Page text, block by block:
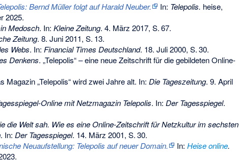
Bernd Müller folgt auf Harald Neuber. In: Telepolis. heise,
2025.
Medosch. In: Kleine Zeitung. 4. März 2017, S.67.
Zeitung. 8. Juni 2011, S. 13.
Webs. In: Financial Times Deutschland. 18. Juli 2000, S.30.
Denkens. „Telepolis“ – eine neue Zeitschrift für die gebildeten Online-
Magazin „Telepolis“ wird zwei Jahre alt. In: Die Tageszeitung. 9. April
Online mit Netzmagazin Telepolis. In: Der Tagesspiegel.
die Welt sah. Wie es eine Online-Zeitschrift für Netzkultur im sechsten
. In: Der Tagesspiegel. 14. März 2001, S.30.
Neuaufstellung: Telepolis auf neuer Domain. In: Heise online.